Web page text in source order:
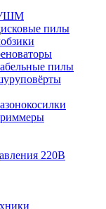
УШМ
пилы
пилы
220В